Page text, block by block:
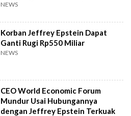
NEWS
Korban Jeffrey Epstein Dapat
Ganti Rugi Rp550 Miliar
NEWS
CEO World Economic Forum
Mundur Usai Hubungannya
dengan Jeffrey Epstein Terkuak